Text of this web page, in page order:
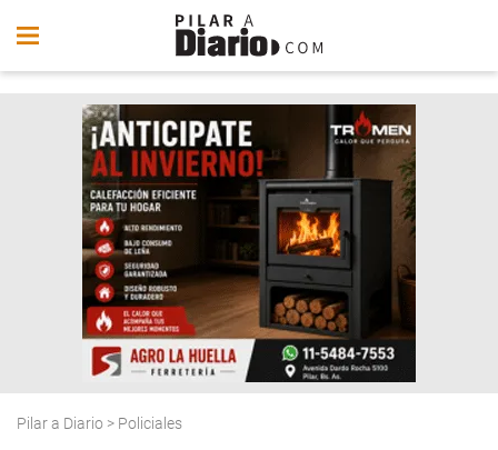
Pilar a Diario > Policiales